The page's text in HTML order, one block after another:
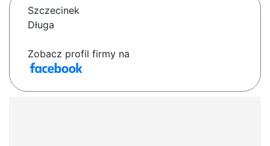
Szczecinek
Długa
Zobacz profil firmy na